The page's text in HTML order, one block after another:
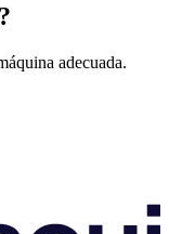
adecuada.